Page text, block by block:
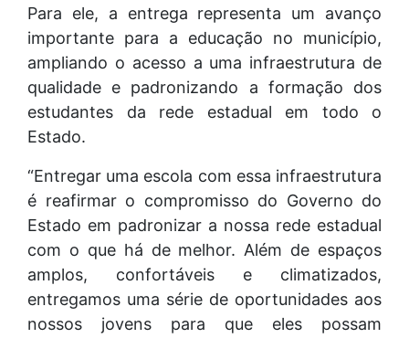
Para ele, a entrega representa um avanço
importante para a educação no município,
ampliando o acesso a uma infraestrutura de
qualidade e padronizando a formação dos
estudantes da rede estadual em todo o
Estado.
“Entregar uma escola com essa infraestrutura
é reafirmar o compromisso do Governo do
Estado em padronizar a nossa rede estadual
com o que há de melhor. Além de espaços
amplos, confortáveis e climatizados,
entregamos uma série de oportunidades aos
nossos jovens para que eles possam